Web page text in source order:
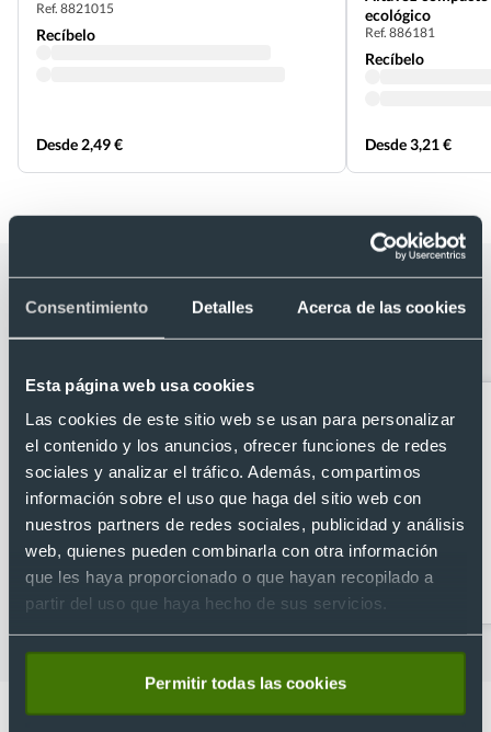
Consentimiento Detalles Acerca de las cookies
Esta página web usa cookies
Las cookies de este sitio web se usan para personalizar
el contenido y los anuncios, ofrecer funciones de redes
sociales y analizar el tráfico. Además, compartimos
información sobre el uso que haga del sitio web con
nuestros partners de redes sociales, publicidad y análisis
web, quienes pueden combinarla con otra información
que les haya proporcionado o que hayan recopilado a
partir del uso que haya hecho de sus servicios.
Permitir todas las cookies
Ref. 8821015
Recíbelo
Desde 2,49 €
ecológico
Ref. 886181
Recíbelo
Desde 3,21 €
Categorías relacionadas con Altavoz
personalizado de aluminio reciclado y
Accesorios Tablet Accesorios para coches